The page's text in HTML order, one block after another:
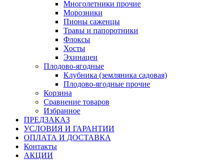
Многолетники прочие
Морозники
Пионы саженцы
Травы и папоротники
Флоксы
Хосты
Эхинацеи
Плодово-ягодные
Клубника (земляника садовая)
Плодово-ягодные прочие
Корзина
Сравнение товаров
Избранное
ПРЕДЗАКАЗ
УСЛОВИЯ И ГАРАНТИИ
ОПЛАТА И ДОСТАВКА
Контакты
АКЦИИ